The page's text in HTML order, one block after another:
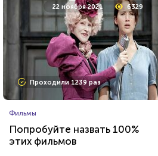
22 ноября 2021 6329
Проходили 1239 раз
Фильмы
Попробуйте назвать 100%
этих фильмов